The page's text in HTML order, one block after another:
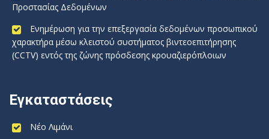
Προστασίας Δεδομένων
Ενημέρωση για την επεξεργασία δεδομένων προσωπικού
χαρακτήρα μέσω κλειστού συστήματος βιντεοεπιτήρησης
(CCTV) εντός της ζώνης πρόσδεσης κρουαζιερόπλοιων
Εγκαταστάσεις
Νέο Λιμάνι